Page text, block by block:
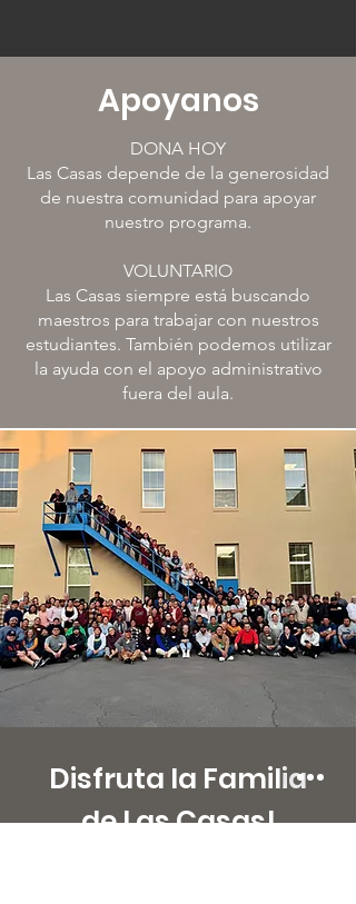
Apoyanos
DONA HOY
Las Casas depende de la generosidad
de nuestra comunidad para apoyar
nuestro programa.
VOLUNTARIO
Las Casas siempre está buscando
maestros para trabajar con nuestros
estudiantes. También podemos utilizar
la ayuda con el apoyo administrativo
fuera del aula.
Disfruta la Familia
deLas Casas!